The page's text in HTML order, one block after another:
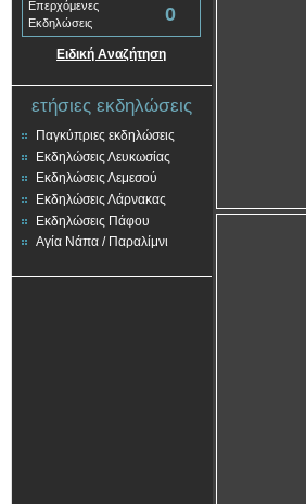
Επερχόμενες
Εκδηλώσεις
0
Ειδική Αναζήτηση
ετήσιες εκδηλώσεις
Παγκύπριες εκδηλώσεις
Εκδηλώσεις Λευκωσίας
Εκδηλώσεις Λεμεσού
Εκδηλώσεις Λάρνακας
Εκδηλώσεις Πάφου
Αγία Νάπα / Παραλίμνι